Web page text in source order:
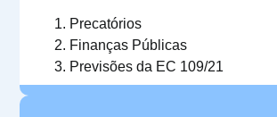
Precatórios
Finanças Públicas
Previsões da EC 109/21